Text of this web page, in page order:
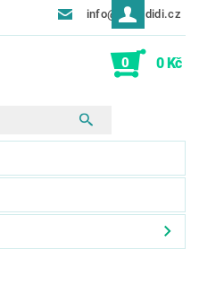
info@perladidi.cz
0 0 Kč